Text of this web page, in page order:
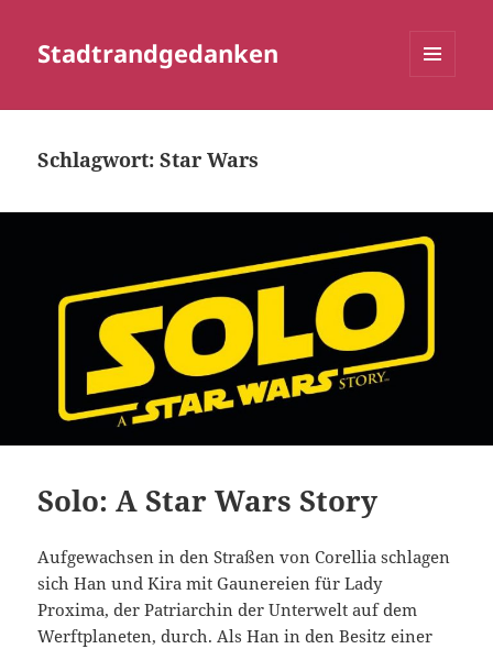
Stadtrandgedanken
Schlagwort:Star Wars
Solo: A Star Wars Story
Aufgewachsen in den Straßen von Corellia schlagen
sich Han und Kira mit Gaunereien für Lady
Proxima, der Patriarchin der Unterwelt auf dem
Werftplaneten, durch. Als Han in den Besitz einer